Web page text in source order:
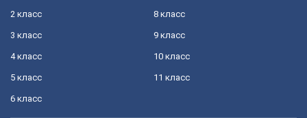
2 класс
3 класс
4 класс
5 класс
6 класс
8 класс
9 класс
10 класс
11 класс